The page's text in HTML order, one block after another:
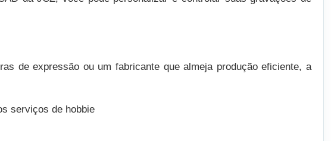
de expressão ou um fabricante que almeja produção eficiente, a
serviços de hobbie